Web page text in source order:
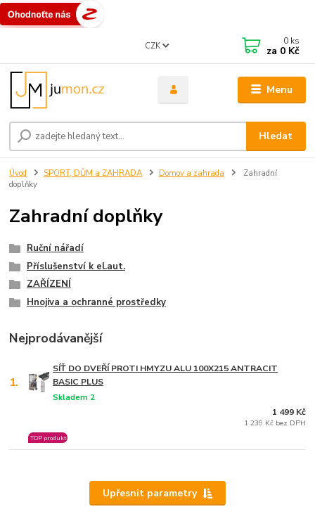
Menu
CZK
Hledat
0 ks
za 0 Kč
Úvod SPORT, DŮM a ZAHRADA Domov a zahrada
Zahradní
doplňky
Zahradní doplňky
Ruční nářadí
Příslušenství k el.aut.
ZAŘÍZENÍ
Hnojiva a ochranné prostředky
Nejprodávanější
1.
SÍŤ DO DVEŘÍ PROTI HMYZU ALU 100X215 ANTRACIT
BASIC PLUS
Skladem 2
TOP produkt
1 499 Kč
1 239 Kč bez DPH
Upřesnit parametry